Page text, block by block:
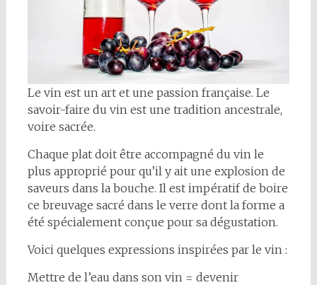
Le vin est un art et une passion française. Le
savoir-faire du vin est une tradition ancestrale,
voire sacrée.
Chaque plat doit être accompagné du vin le
plus approprié pour qu’il y ait une explosion de
saveurs dans la bouche. Il est impératif de boire
ce breuvage sacré dans le verre dont la forme a
été spécialement conçue pour sa dégustation.
Voici quelques expressions inspirées par le vin :
Mettre de l’eau dans son vin = devenir